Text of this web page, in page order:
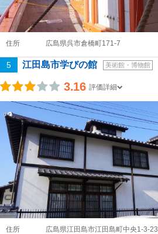
住所 広島県呉市倉橋町171-7
5 江田島市学びの館 美術館・博物館
3.16 評価詳細
住所 広島県江田島市江田島町中央1-3-23